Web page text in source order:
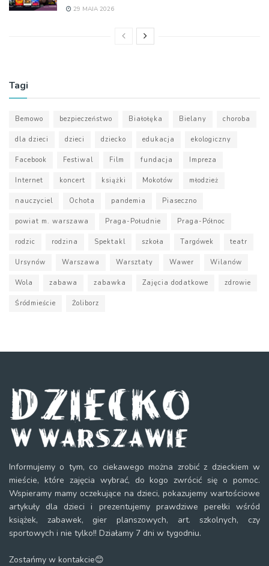
29 MAJA 2026
Tagi
Bemowo bezpieczeństwo Białołęka Bielany choroba
dla dzieci dzieci dziecko edukacja ekologiczny
Facebook Festiwal Film fundacja Impreza
Internet koncert książki Mokotów młodzież
nauczyciel Ochota pandemia Piaseczno
powiat m. warszawa Praga-Południe Praga-Północ
rodzic rodzina Spektakl szkoła Targówek teatr
Ursynów Warszawa Warsztaty Wawer Wilanów
Wola zabawa zabawka Zajęcia dodatkowe zdrowie
Śródmieście Żoliborz
Informujemy o tym, co ciekawego można zrobić z dzieckiem w
mieście, które zajęcia wybrać, do kogo zwrócić się o pomoc.
Wspieramy mamy oczekujące na dzieci, pokazujemy wartościowe
artykuły dla dzieci i prezentujemy prawdziwe perełki wśród
książek, zabawek, gier planszowych, art. szkolnych, czy
sportowych i nie tylko!! Działamy 7 dni w tygodniu.
Zostańmy w kontakcie😊